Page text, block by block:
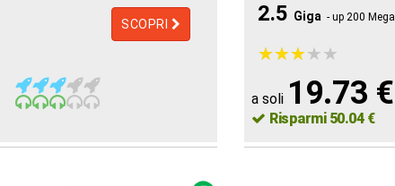
SCOPRI 2.5 Giga - up 200 Mega
★★★★★
★★★★★
a soli 19.73 €
Risparmi 50.04 €